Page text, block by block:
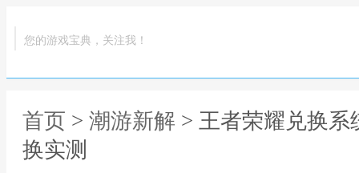
您的游戏宝典，关注我！
首页 > 潮游新解 > 王者荣耀兑换
换实测